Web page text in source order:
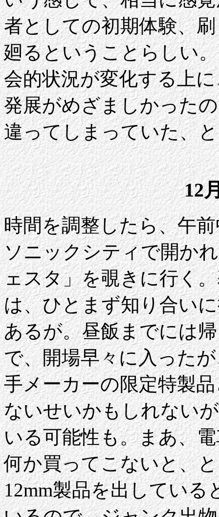
者としての初期体験、
廻るということらしい
会的状況が変化する上
発展がめざましかった
違ってしまっていた、
12
時間を調整したら、午
ソニックシティで開か
ェスタ」を覗きに行く
は、ひとまず知り合い
あるが。昼飯までには
で、開場早々に入った
手メーカーの限定特製
ないせいかもしれない
いる可能性も。まあ、
何か買ってこないと、
12mm製品を出してい